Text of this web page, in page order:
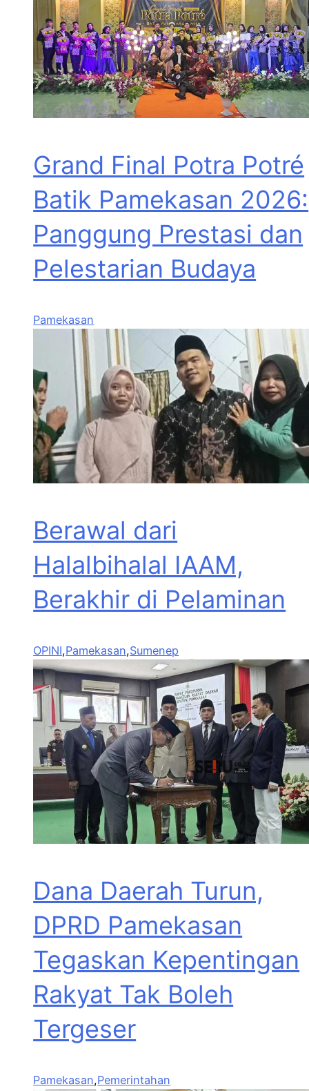
Grand Final Potra Potré
Batik Pamekasan 2026:
Panggung Prestasi dan
Pelestarian Budaya
Pamekasan
Berawal dari
Halalbihalal IAAM,
Berakhir di Pelaminan
OPINI,Pamekasan,Sumenep
Dana Daerah Turun,
DPRD Pamekasan
Tegaskan Kepentingan
Rakyat Tak Boleh
Tergeser
Pamekasan,Pemerintahan